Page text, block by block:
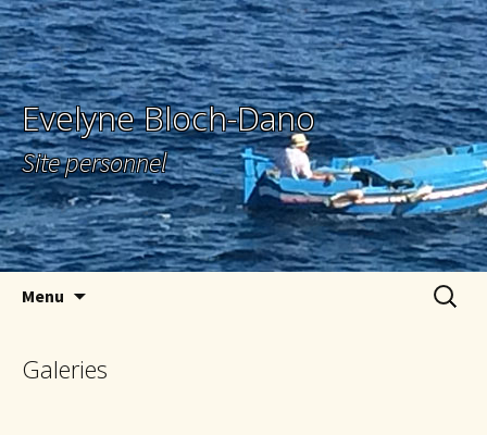
Evelyne Bloch-Dano
Site personnel
Menu
Galeries